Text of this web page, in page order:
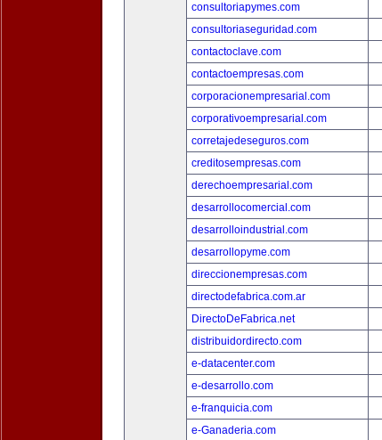
consultoriapymes.com
consultoriaseguridad.com
contactoclave.com
contactoempresas.com
corporacionempresarial.com
corporativoempresarial.com
corretajedeseguros.com
creditosempresas.com
derechoempresarial.com
desarrollocomercial.com
desarrolloindustrial.com
desarrollopyme.com
direccionempresas.com
directodefabrica.com.ar
DirectoDeFabrica.net
distribuidordirecto.com
e-datacenter.com
e-desarrollo.com
e-franquicia.com
e-Ganaderia.com